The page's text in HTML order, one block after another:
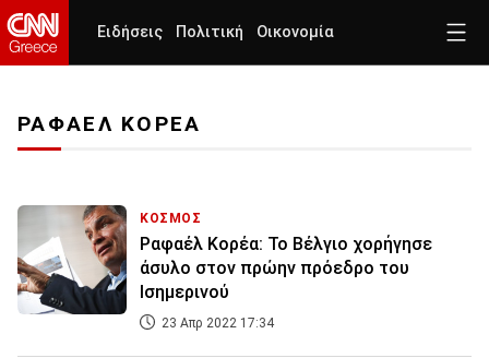
Ειδήσεις Πολιτική Οικονομία
ΡΑΦΑΕΛ ΚΟΡΕΑ
ΚΟΣΜΟΣ
Ραφαέλ Κορέα: Το Βέλγιο χορήγησε
άσυλο στον πρώην πρόεδρο του
Ισημερινού
23 Απρ 2022 17:34